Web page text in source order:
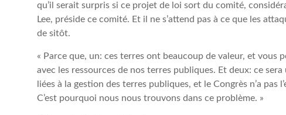
qu’il serait surpris si ce projet de loi sort du comité,
Lee, préside ce comité. Et il ne s’attend pas à ce que les
de sitôt.
« Parce que, un: ces terres ont beaucoup de valeur, et vous
avec les ressources de nos terres publiques. Et deux: ce
liées à la gestion des terres publiques, et le Congrès n’a pas
C’est pourquoi nous nous trouvons dans ce problème. »